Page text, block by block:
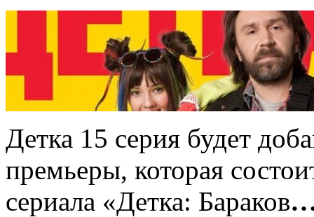
Детка 15 серия будет
премьеры, которая
сериала «Детка: Бараков